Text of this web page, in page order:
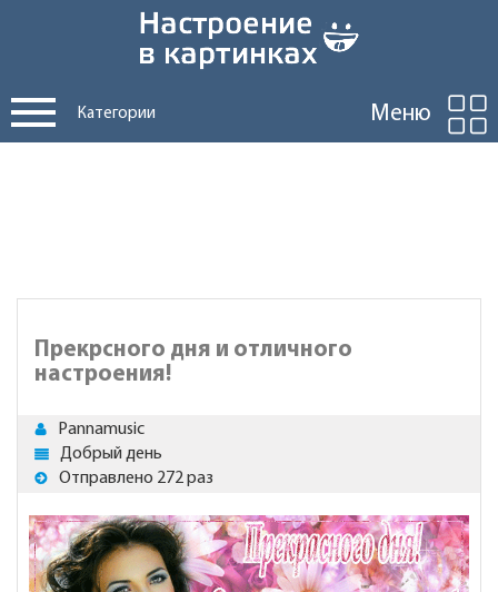
Категории Меню
Прекрсного дня и отличного
настроения!
Pannamusic
Добрый день
Отправлено 272 раз